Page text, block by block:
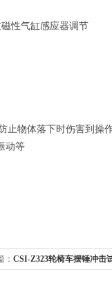
性气缸感应器调节
止物体落下时伤害到操
动等
： CSI-Z323轮椅车摆锤冲击